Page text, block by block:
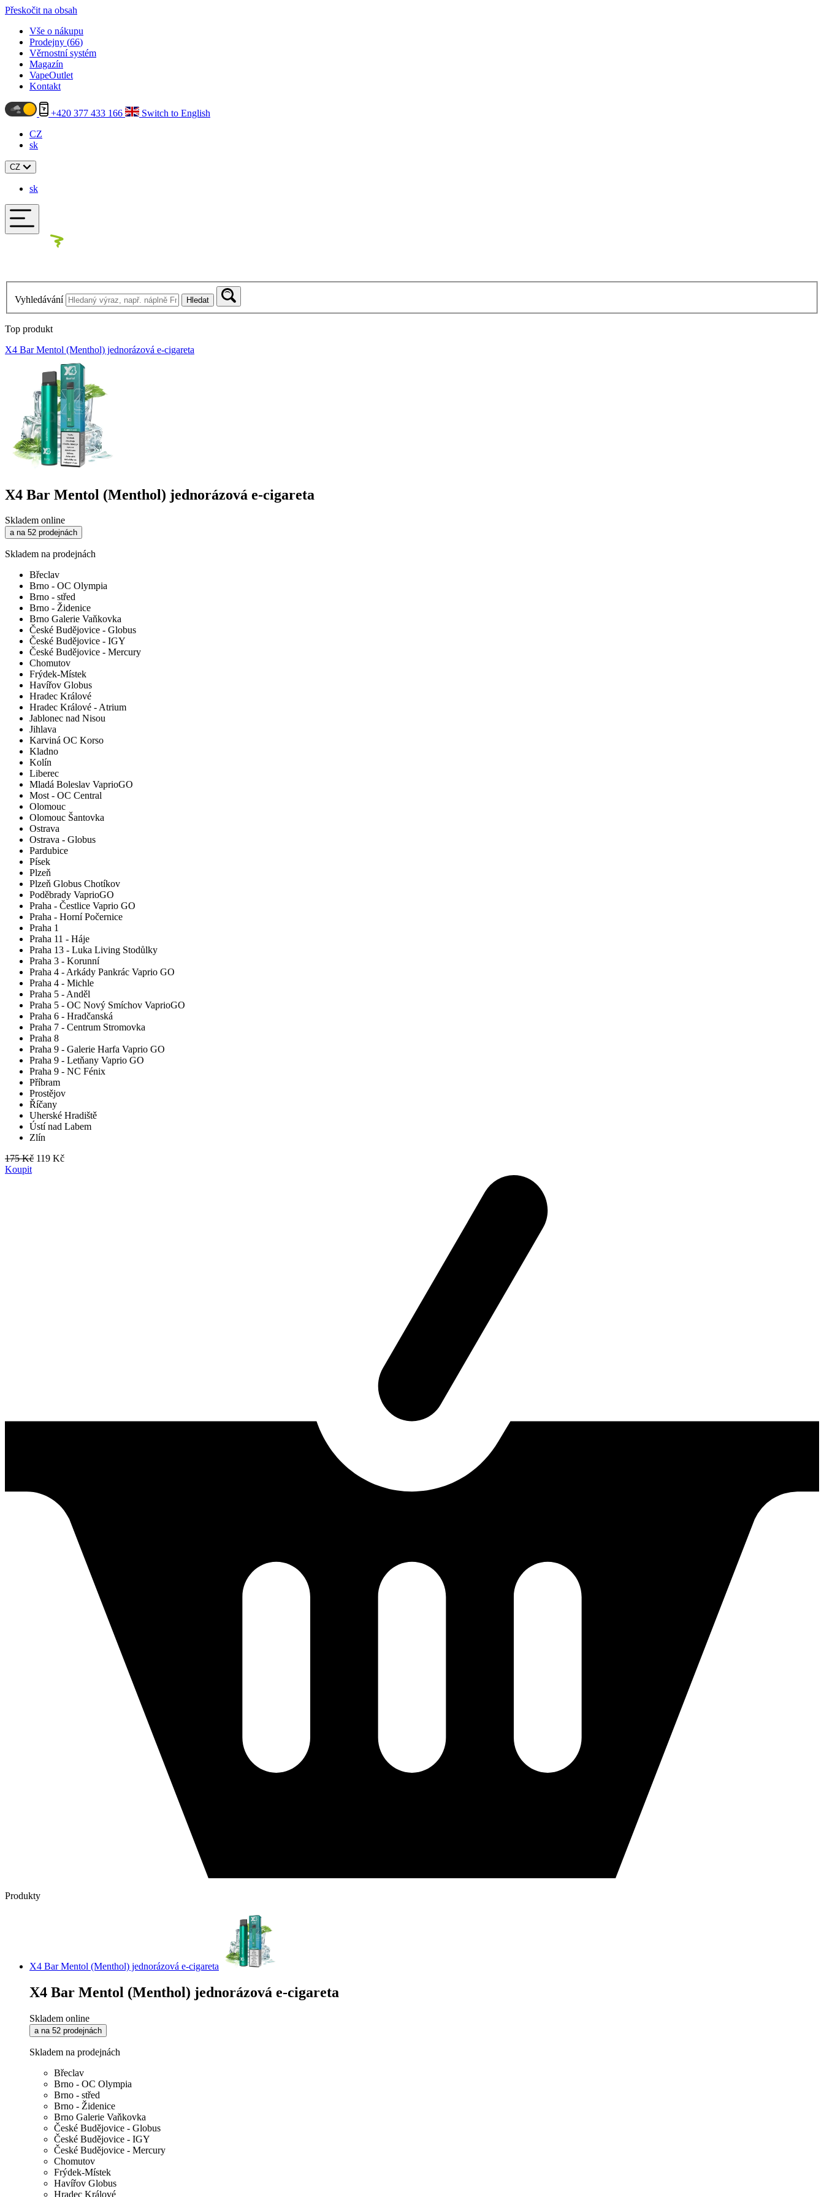
Přeskočit na obsah
Vše o nákupu
Prodejny (66)
Věrnostní systém
Magazín
VapeOutlet
Kontakt
+420 377 433 166
Switch to English
CZ
sk
CZ
sk
Vyhledávání Hledat
Top produkt
X4 Bar Mentol (Menthol) jednorázová e-cigareta
X4 Bar Mentol (Menthol) jednorázová e-cigareta
Skladem online
a na 52 prodejnách
Skladem na prodejnách
Břeclav
Brno - OC Olympia
Brno - střed
Brno - Židenice
Brno Galerie Vaňkovka
České Budějovice - Globus
České Budějovice - IGY
České Budějovice - Mercury
Chomutov
Frýdek-Místek
Havířov Globus
Hradec Králové
Hradec Králové - Atrium
Jablonec nad Nisou
Jihlava
Karviná OC Korso
Kladno
Kolín
Liberec
Mladá Boleslav VaprioGO
Most - OC Central
Olomouc
Olomouc Šantovka
Ostrava
Ostrava - Globus
Pardubice
Písek
Plzeň
Plzeň Globus Chotíkov
Poděbrady VaprioGO
Praha - Čestlice Vaprio GO
Praha - Horní Počernice
Praha 1
Praha 11 - Háje
Praha 13 - Luka Living Stodůlky
Praha 3 - Korunní
Praha 4 - Arkády Pankrác Vaprio GO
Praha 4 - Michle
Praha 5 - Anděl
Praha 5 - OC Nový Smíchov VaprioGO
Praha 6 - Hradčanská
Praha 7 - Centrum Stromovka
Praha 8
Praha 9 - Galerie Harfa Vaprio GO
Praha 9 - Letňany Vaprio GO
Praha 9 - NC Fénix
Příbram
Prostějov
Říčany
Uherské Hradiště
Ústí nad Labem
Zlín
175 Kč 119 Kč
Koupit
Produkty
X4 Bar Mentol (Menthol) jednorázová e-cigareta
X4 Bar Mentol (Menthol) jednorázová e-cigareta
Skladem online
a na 52 prodejnách
Skladem na prodejnách
Břeclav
Brno - OC Olympia
Brno - střed
Brno - Židenice
Brno Galerie Vaňkovka
České Budějovice - Globus
České Budějovice - IGY
České Budějovice - Mercury
Chomutov
Frýdek-Místek
Havířov Globus
Hradec Králové